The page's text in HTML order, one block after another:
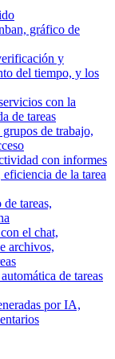
gráfico de
y
del tiempo, y los
con la
de tareas
de trabajo,
con informes
de la tarea
tareas,
el chat,
archivos,
de tareas
por IA,